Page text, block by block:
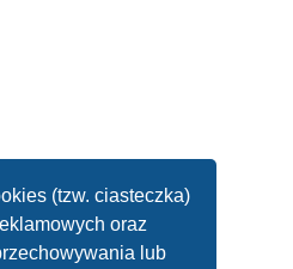
(tzw. ciasteczka)
oraz
lub